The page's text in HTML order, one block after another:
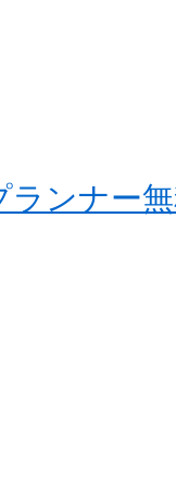
ンナー